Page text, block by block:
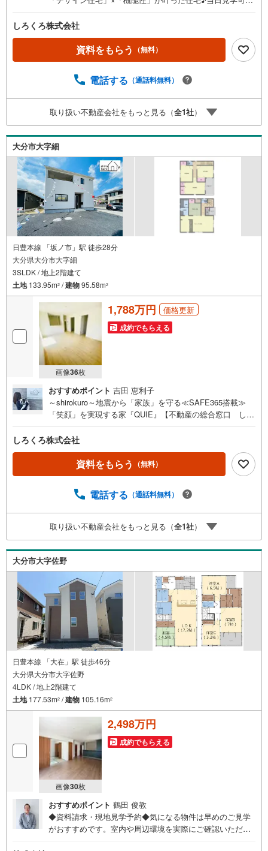
日問わず平日も随時受付♪お客様のご都合に合わせて24時
間365日サポート「新築」×「デザイン住宅」×「機能性」
◇ デザイナーズ住宅 Bloom series ◇満足のゆくデザ
インと生活しやすい間取り設計で夢が叶う新築建売住宅
ナス無しでも月々5.4万円台～※ローンに不安のある方、他
しろくろ株式会社
資料をもらう （無料）
電話する （通話料無料）
取り扱い不動産会社をもっと見る（全1社）
大分市大字細
日豊本線 「坂ノ市」駅 徒歩28分
大分県大分市大字細
3SLDK / 地上2階建て
土地133.95m2 /建物95.58m2
画像36枚
1,788万円 価格更新
成約でもらえる
おすすめポイント 吉田 恵利子
～shirokuro～地震から「家族」を守る≪SAFE365搭載≫
「笑顔」を実現する家『QUIE』【不動産の総合窓口 しろ
様のご都合に合わせて24時間365日サポートSAFE365で地
震の揺れを吸収する家【QUIE】住宅性能評価で『耐震等級
3級』取得あなたの家族の「安全」と「笑顔」を守ります新
築建売住宅 大分市細【3SLDK】 価格（税込） 1,788万
る方、他社で断られた方も是非一度ご相談ください
しろくろ株式会社
資料をもらう （無料）
電話する （通話料無料）
取り扱い不動産会社をもっと見る（全1社）
大分市大字佐野
日豊本線 「大在」駅 徒歩46分
大分県大分市大字佐野
4LDK / 地上2階建て
土地177.53m2 /建物 105.16m2
画像30枚
2,498万円
成約でもらえる
おすすめポイント 鶴田 俊教
◆資料請求・現地見学予約◆気になる物件は早めのご見学
がおすすめです。室内や周辺環境を実際にご確認いただけ